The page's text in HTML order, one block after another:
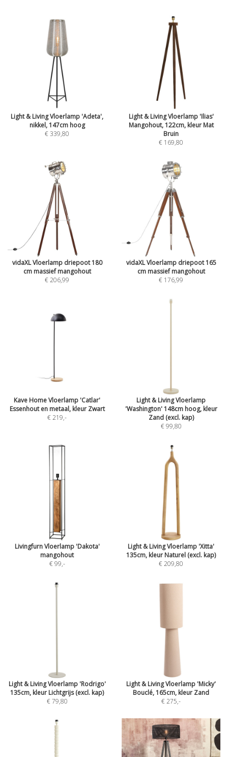
Light & Living Vloerlamp 'Adeta',
nikkel, 147cm hoog
€ 339,80
Light & Living Vloerlamp 'Ilias'
Mangohout, 122cm, kleur Mat
Bruin
€ 169,80
vidaXL Vloerlamp driepoot 180
cm massief mangohout
€ 206,99
vidaXL Vloerlamp driepoot 165
cm massief mangohout
€ 176,99
Kave Home Vloerlamp 'Catlar'
Essenhout en metaal, kleur Zwart
€ 219,-
Light & Living Vloerlamp
'Washington' 148cm hoog, kleur
Zand (excl. kap)
€ 99,80
Livingfurn Vloerlamp 'Dakota'
mangohout
€ 99,-
Light & Living Vloerlamp 'Xitta'
135cm, kleur Naturel (excl. kap)
€ 209,80
Light & Living Vloerlamp 'Rodrigo'
135cm, kleur Lichtgrijs (excl. kap)
€ 79,80
Light & Living Vloerlamp 'Micky'
Bouclé, 165cm, kleur Zand
€ 275,-